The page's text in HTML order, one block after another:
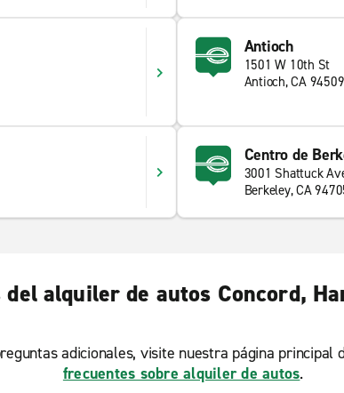
Antioch
1501 W 10th St
Antioch, CA 94509
Centro de
3001 Shattuck
Berkeley, CA
alquiler de autos Concord,
adicionales, visite nuestra página principal
frecuentes sobre alquiler de autos.